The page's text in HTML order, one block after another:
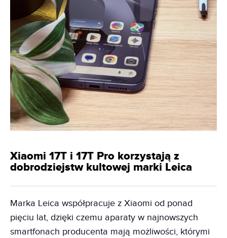
Xiaomi 17T i 17T Pro korzystają z
dobrodziejstw kultowej marki Leica
Marka Leica współpracuje z Xiaomi od ponad
pięciu lat, dzięki czemu aparaty w najnowszych
smartfonach producenta mają możliwości, którymi